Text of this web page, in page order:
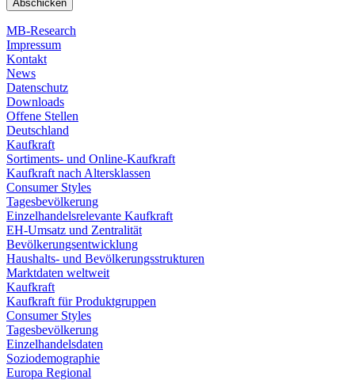
MB-Research
Impressum
Kontakt
News
Datenschutz
Downloads
Offene Stellen
Deutschland
Kaufkraft
Sortiments- und Online-Kaufkraft
Kaufkraft nach Altersklassen
Consumer Styles
Tagesbevölkerung
Einzelhandelsrelevante Kaufkraft
EH-Umsatz und Zentralität
Bevölkerungsentwicklung
Haushalts- und Bevölkerungsstrukturen
Marktdaten weltweit
Kaufkraft
Kaufkraft für Produktgruppen
Consumer Styles
Tagesbevölkerung
Einzelhandelsdaten
Soziodemographie
Europa Regional